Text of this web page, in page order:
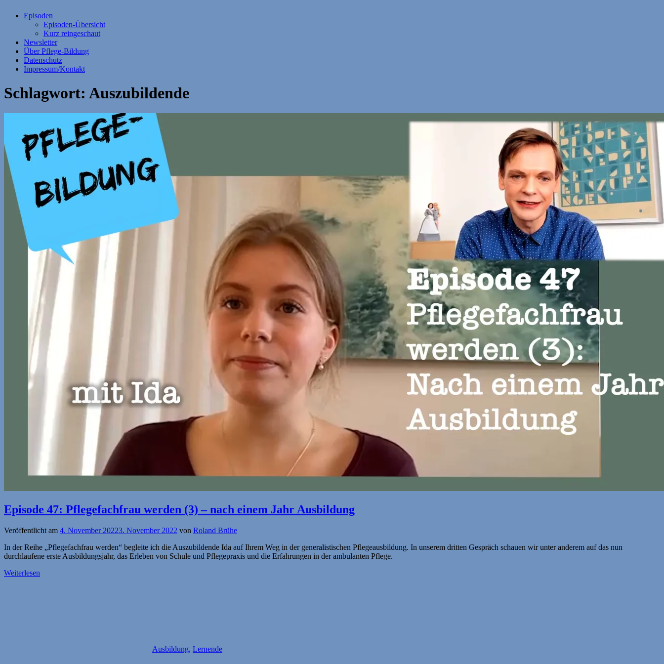
Episoden
Episoden-Übersicht
Kurz reingeschaut
Newsletter
Über Pflege-Bildung
Datenschutz
Impressum/Kontakt
Schlagwort: Auszubildende
Episode 47: Pflegefachfrau werden (3) – nach einem Jahr Ausbildung
Veröffentlicht am 4. November 20223. November 2022 von Roland Brühe
In der Reihe „Pflegefachfrau werden“ begleite ich die Auszubildende Ida auf Ihrem Weg in der generalistischen Pflegeausbildung. In unserem dritten Gespräch schauen wir unter anderem auf das nun
durchlaufene erste Ausbildungsjahr, das Erleben von Schule und Pflegepraxis und die Erfahrungen in der ambulanten Pflege.
Weiterlesen
Ausbildung, Lernende